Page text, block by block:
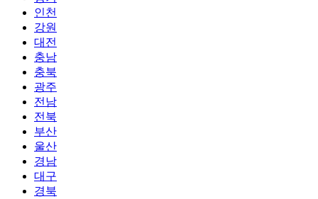
인천
강원
대전
충남
충북
광주
전남
전북
부산
울산
경남
대구
경북